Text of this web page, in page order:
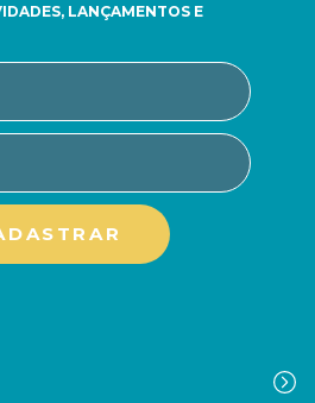
LANÇAMENTOS E